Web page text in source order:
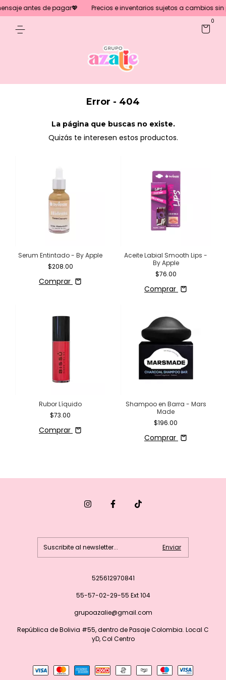
antes de pagar💖 Precios e inventarios sujetos a cambios sin
0
Error - 404
La página que buscas no existe.
Quizás te interesen estos productos.
Serum Entintado - By Apple
$208.00
Comprar
Aceite Labial Smooth Lips -
By Apple
$76.00
Comprar
Rubor Líquido
$73.00
Comprar
Shampoo en Barra - Mars
Made
$196.00
Comprar
525612970841
55-57-02-29-55 Ext 104
grupoazalie@gmail.com
República de Bolivia #55, dentro de Pasaje Colombia. Local C
yD, Col Centro